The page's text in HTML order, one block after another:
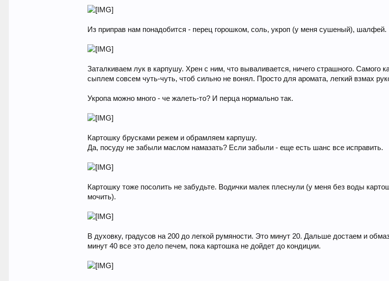
Из приправ нам понадобится - перец горошком, соль, укроп (у меня сушеный), шалфей.
Заталкиваем лук в карпушу. Хрен с ним, что вываливается, ничего страшного.
сыплем совсем чуть-чуть, чтоб сильно не вонял. Просто для аромата, легкий взмах
Укропа можно много - че жалеть-то? И перца нормально так.
Картошку брусками режем и обрамляем карпушу.
Да, посуду не забыли маслом намазать? Если забыли - еще есть шанс все исправить.
Картошку тоже посолить не забудьте. Водички малек плеснули (у меня без воды
мочить).
В духовку, градусов на 200 до легкой румяности. Это минут 20. Дальше достаем и
минут 40 все это дело печем, пока картошка не дойдет до кондиции.